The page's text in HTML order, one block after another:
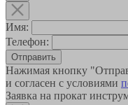
Имя:
Телефон:
Отправить
Нажимая кнопку
и согласен с условиями
Заявка на прокат